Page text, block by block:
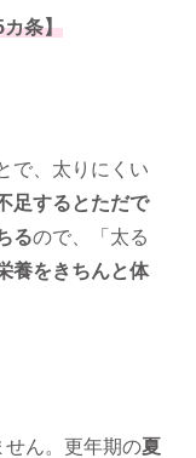
カ条】
で、太りにくい
足するとただで
るので、「太る
養をきちんと体
せん。更年期の夏